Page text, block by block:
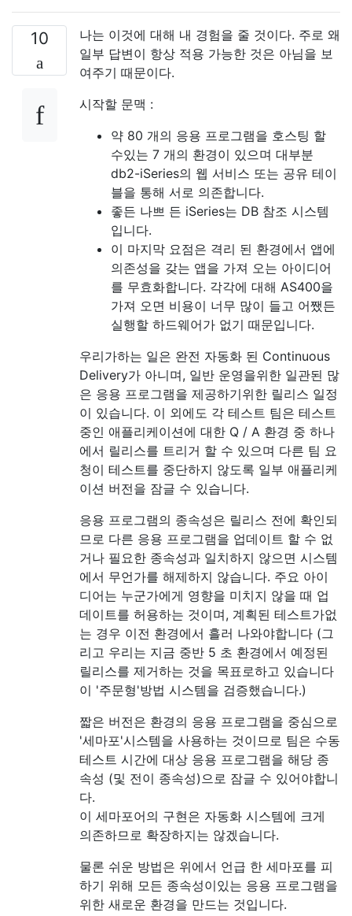
10
나는 이것에 대해 내 경험을 줄 것이다. 주로 왜
일부 답변이 항상 적용 가능한 것은 아님을 보
여주기 때문이다.
시작할 문맥 :
약 80 개의 응용 프로그램을 호스팅 할
수있는 7 개의 환경이 있으며 대부분
db2-iSeries의 웹 서비스 또는 공유 테이
블을 통해 서로 의존합니다.
좋든 나쁘 든 iSeries는 DB 참조 시스템
입니다.
이 마지막 요점은 격리 된 환경에서 앱에
의존성을 갖는 앱을 가져 오는 아이디어
를 무효화합니다. 각각에 대해 AS400을
가져 오면 비용이 너무 많이 들고 어쨌든
실행할 하드웨어가 없기 때문입니다.
우리가하는 일은 완전 자동화 된 Continuous
Delivery가 아니며, 일반 운영을위한 일관된 많
은 응용 프로그램을 제공하기위한 릴리스 일정
이 있습니다. 이 외에도 각 테스트 팀은 테스트
중인 애플리케이션에 대한 Q / A 환경 중 하나
에서 릴리스를 트리거 할 수 있으며 다른 팀 요
청이 테스트를 중단하지 않도록 일부 애플리케
이션 버전을 잠글 수 있습니다.
응용 프로그램의 종속성은 릴리스 전에 확인되
므로 다른 응용 프로그램을 업데이트 할 수 없
거나 필요한 종속성과 일치하지 않으면 시스템
에서 무언가를 해제하지 않습니다. 주요 아이
디어는 누군가에게 영향을 미치지 않을 때 업
데이트를 허용하는 것이며, 계획된 테스트가없
는 경우 이전 환경에서 흘러 나와야합니다 (그
리고 우리는 지금 중반 5 초 환경에서 예정된
릴리스를 제거하는 것을 목표로하고 있습니다
이 '주문형'방법 시스템을 검증했습니다.)
짧은 버전은 환경의 응용 프로그램을 중심으로
'세마포'시스템을 사용하는 것이므로 팀은 수동
테스트 시간에 대상 응용 프로그램을 해당 종
속성 (및 전이 종속성)으로 잠글 수 있어야합니
다.
이 세마포어의 구현은 자동화 시스템에 크게
의존하므로 확장하지는 않겠습니다.
물론 쉬운 방법은 위에서 언급 한 세마포를 피
하기 위해 모든 종속성이있는 응용 프로그램을
위한 새로운 환경을 만드는 것입니다.